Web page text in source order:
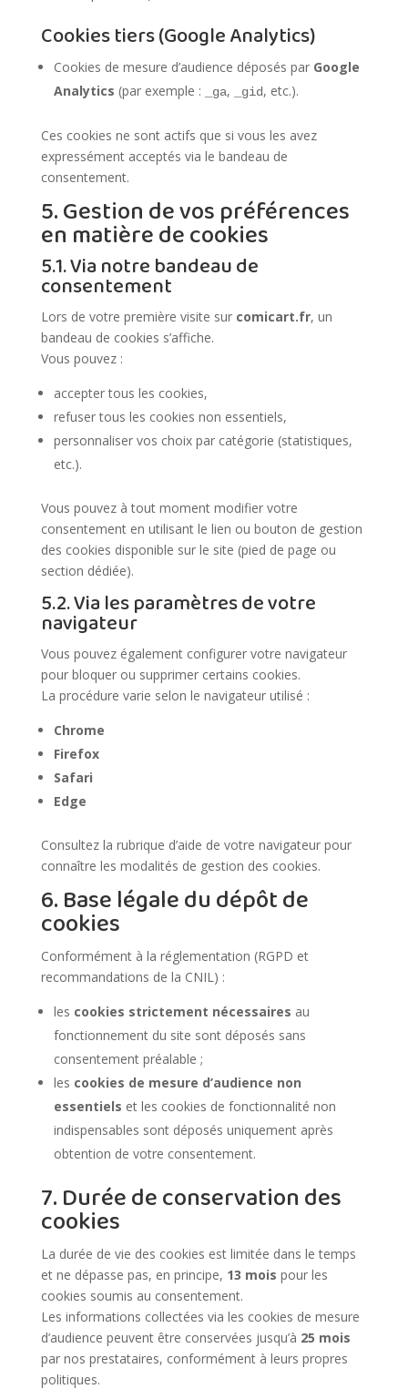
Cookies tiers (Google Analytics)
Cookies de mesure d’audience déposés par Google
Analytics (par exemple : _ga, _gid, etc.).
Ces cookies ne sont actifs que si vous les avez
expressément acceptés via le bandeau de
consentement.
5. Gestion de vos préférences
en matière de cookies
5.1. Via notre bandeau de
consentement
Lors de votre première visite sur comicart.fr, un
bandeau de cookies s’affiche.
Vous pouvez :
accepter tous les cookies,
refuser tous les cookies non essentiels,
personnaliser vos choix par catégorie (statistiques,
etc.).
Vous pouvez à tout moment modifier votre
consentement en utilisant le lien ou bouton de gestion
des cookies disponible sur le site (pied de page ou
section dédiée).
5.2. Via les paramètres de votre
navigateur
Vous pouvez également configurer votre navigateur
pour bloquer ou supprimer certains cookies.
La procédure varie selon le navigateur utilisé :
Chrome
Firefox
Safari
Edge
Consultez la rubrique d’aide de votre navigateur pour
connaître les modalités de gestion des cookies.
6. Base légale du dépôt de
cookies
Conformément à la réglementation (RGPD et
recommandations de la CNIL) :
les cookies strictement nécessaires au
fonctionnement du site sont déposés sans
consentement préalable ;
les cookies de mesure d’audience non
essentiels et les cookies de fonctionnalité non
indispensables sont déposés uniquement après
obtention de votre consentement.
7. Durée de conservation des
cookies
La durée de vie des cookies est limitée dans le temps
et ne dépasse pas, en principe, 13 mois pour les
cookies soumis au consentement.
Les informations collectées via les cookies de mesure
d’audience peuvent être conservées jusqu’à 25 mois
par nos prestataires, conformément à leurs propres
politiques.